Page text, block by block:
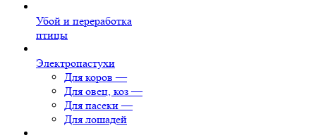
Убой и переработка
птицы
Электропастухи
Для коров —
Для овец, коз —
Для пасеки —
Для лошадей